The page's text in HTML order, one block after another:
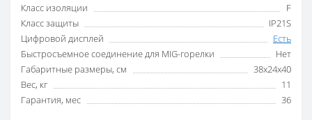
Класс изоляции
F
Класс защиты
IP21S
Цифровой дисплей
Есть
Быстросъемное соединение для MIG-горелки
Нет
Габаритные размеры, см
38x24x40
Вес, кг
11
Гарантия, мес
36